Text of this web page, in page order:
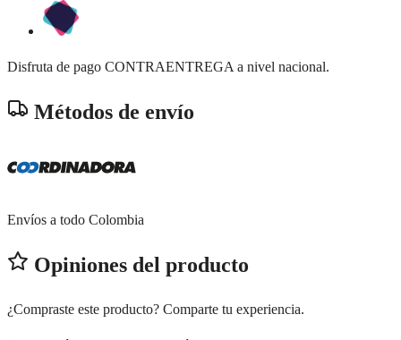
Disfruta de pago CONTRAENTREGA a nivel nacional.
Métodos de envío
Envíos a todo Colombia
Opiniones del producto
¿Compraste este producto? Comparte tu experiencia.